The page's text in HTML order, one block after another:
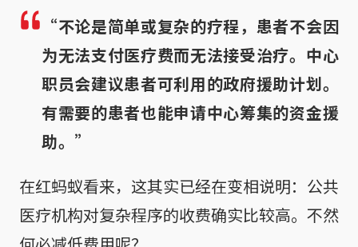
“不论是简单或复杂的疗程，患者不会因
为无法支付医疗费而无法接受治疗。中心
职员会建议患者可利用的政府援助计划。
有需要的患者也能申请中心筹集的资金援
助。”
在红蚂蚁看来，这其实已经在变相说明：公共
医疗机构对复杂程序的收费确实比较高。不然